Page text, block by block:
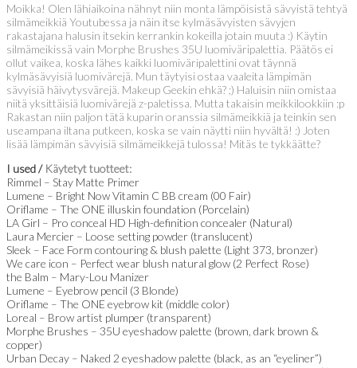
Moikka! Olen lähiaikoina nähnyt niin monta lämpöisistä sävyistä tehtyä
silmämeikkiä Youtubessa ja näin itse kylmäsävyisten sävyjen
rakastajana halusin itsekin kerrankin kokeilla jotain muuta :) Käytin
silmämeikissä vain Morphe Brushes 35U luomiväripalettia. Päätös ei
ollut vaikea, koska lähes kaikki luomiväripalettini ovat täynnä
kylmäsävyisiä luomivärejä. Mun täytyisi ostaa vaaleita lämpimän
sävyisiä häivytysvärejä. Makeup Geekin ehkä? ;) Haluisin niin omistaa
niitä yksittäisiä luomivärejä z-paletissa. Mutta takaisin meikkilookkiin :p
Rakastan niin paljon tätä kuparin oranssia silmämeikkiä ja teinkin sen
useampana iltana putkeen, koska se vain näytti niin hyvältä! :) Joten
lisää lämpimän sävyisiä silmämeikkejä tulossa! Mitäs te tykkäätte?
I used / Käytetyt tuotteet:
Rimmel – Stay Matte Primer
Lumene – Bright Now Vitamin C BB cream (00 Fair)
Oriflame – The ONE illuskin foundation (Porcelain)
LA Girl – Pro conceal HD High-definition concealer (Natural)
Laura Mercier – Loose setting powder (translucent)
Sleek – Face Form contouring & blush palette (Light 373, bronzer)
We care icon – Perfect wear blush natural glow (2 Perfect Rose)
the Balm – Mary-Lou Manizer
Lumene – Eyebrow pencil (3 Blonde)
Oriflame – The ONE eyebrow kit (middle color)
Loreal – Brow artist plumper (transparent)
Morphe Brushes – 35U eyeshadow palette (brown, dark brown &
copper)
Urban Decay – Naked 2 eyeshadow palette (black, as an “eyeliner”)